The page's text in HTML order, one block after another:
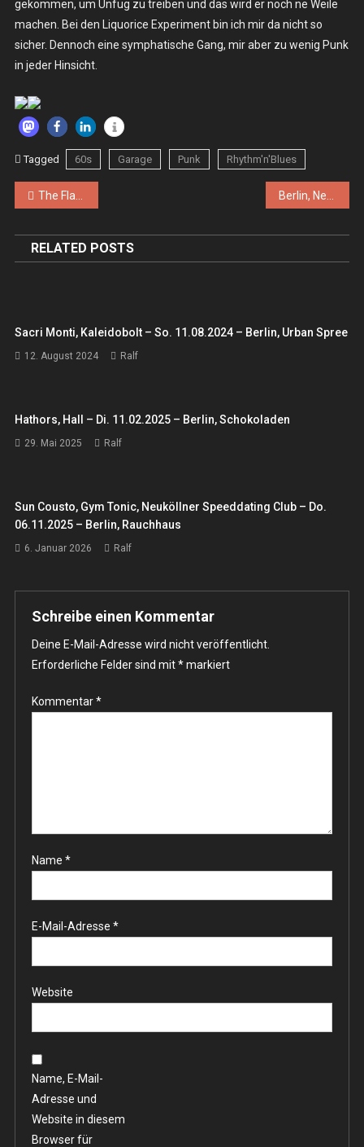
gekommen, um Unfug zu treiben und das wird er noch ne Weile
machen. Bei den Liquorice Experiment bin ich mir da nicht so
sicher. Dennoch eine symphatische Gang, mir aber zu wenig Punk
in jeder Hinsicht.
Tagged 60s Garage Punk Rhythm'n'Blues
Beitragsnavigation
The Flaming Lips – Do. 05.06.2025 – Berlin, Tempodrom
RELATED POSTS
Sacri Monti, Kaleidobolt – So. 11.08.2024 – Berlin, Urban Spree
12. August 2024 Ralf
Hathors, Hall – Di. 11.02.2025 – Berlin, Schokoladen
29. Mai 2025 Ralf
Sun Cousto, Gym Tonic, Neuköllner Speeddating Club – Do.
06.11.2025 – Berlin, Rauchhaus
6. Januar 2026 Ralf
Schreibe einen Kommentar
Deine E-Mail-Adresse wird nicht veröffentlicht.
Erforderliche Felder sind mit*markiert
Kommentar*
Name *
E-Mail-Adresse *
Website
Name, E-Mail-
Adresse und
Website in diesem
Browser für